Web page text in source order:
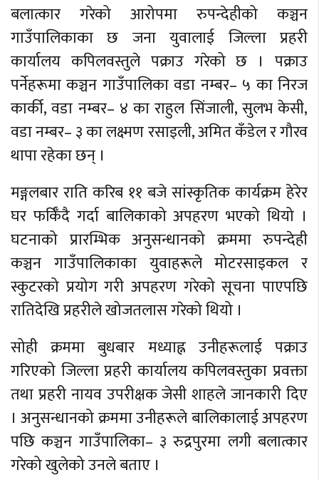
बलात्कार गरेको आरोपमा रुपन्देहीको कञ्चन
गाउँपालिकाका छ जना युवालाई जिल्ला प्रहरी
कार्यालय कपिलवस्तुले पक्राउ गरेको छ । पक्राउ
पर्नेहरूमा कञ्चन गाउँपालिका वडा नम्बर– ५ का निरज
कार्की, वडा नम्बर– ४ का राहुल सिंजाली, सुलभ केसी,
वडा नम्बर– ३ का लक्ष्मण रसाइली, अमित कँडेल र गौरव
थापा रहेका छन् ।
मङ्गलबार राति करिब ११ बजे सांस्कृतिक कार्यक्रम हेरेर
घर फर्किँदै गर्दा बालिकाको अपहरण भएको थियो ।
घटनाको प्रारम्भिक अनुसन्धानको क्रममा रुपन्देही
कञ्चन गाउँपालिकाका युवाहरूले मोटरसाइकल र
स्कुटरको प्रयोग गरी अपहरण गरेको सूचना पाएपछि
रातिदेखि प्रहरीले खोजतलास गरेको थियो ।
सोही क्रममा बुधबार मध्याह्न उनीहरूलाई पक्राउ
गरिएको जिल्ला प्रहरी कार्यालय कपिलवस्तुका प्रवक्ता
तथा प्रहरी नायव उपरीक्षक जेसी शाहले जानकारी दिए
। अनुसन्धानको क्रममा उनीहरूले बालिकालाई अपहरण
पछि कञ्चन गाउँपालिका– ३ रुद्रपुरमा लगी बलात्कार
गरेको खुलेको उनले बताए ।